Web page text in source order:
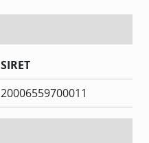
SIRET
20006559700011